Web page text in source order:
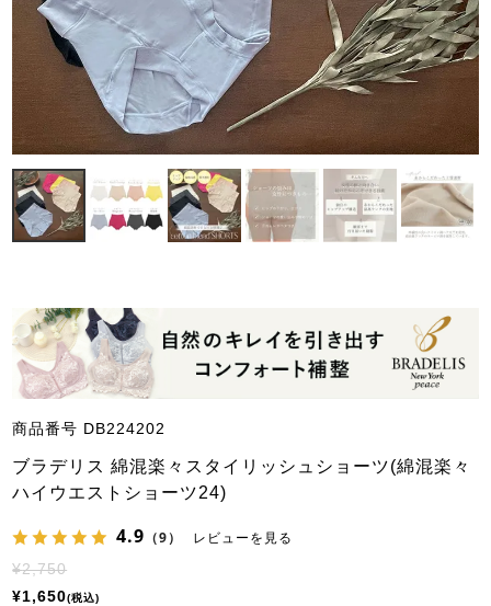
商品番号 DB224202
ブラデリス 綿混楽々スタイリッシュショーツ(綿混楽々
ハイウエストショーツ24)
4.9 （9） レビューを見る
¥2,750
¥1,650 税込